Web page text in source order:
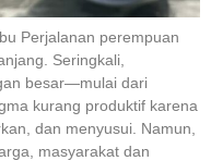
Perjalanan perempuan
Seringkali,
besar—mulai dari
kurang produktif karena
dan menyusui. Namun,
masyarakat dan